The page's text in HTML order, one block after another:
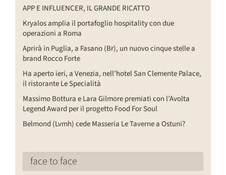
APP E INFLUENCER, IL GRANDE RICATTO
Kryalos amplia il portafoglio hospitality con due
operazioni a Roma
Aprirà in Puglia, a Fasano (Br), un nuovo cinque stelle a
brand Rocco Forte
Ha aperto ieri, a Venezia, nell’hotel San Clemente Palace,
il ristorante Le Specialità
Massimo Bottura e Lara Gilmore premiati con l’Avolta
Legend Award per il progetto Food For Soul
Belmond (Lvmh) cede Masseria Le Taverne a Ostuni?
face to face